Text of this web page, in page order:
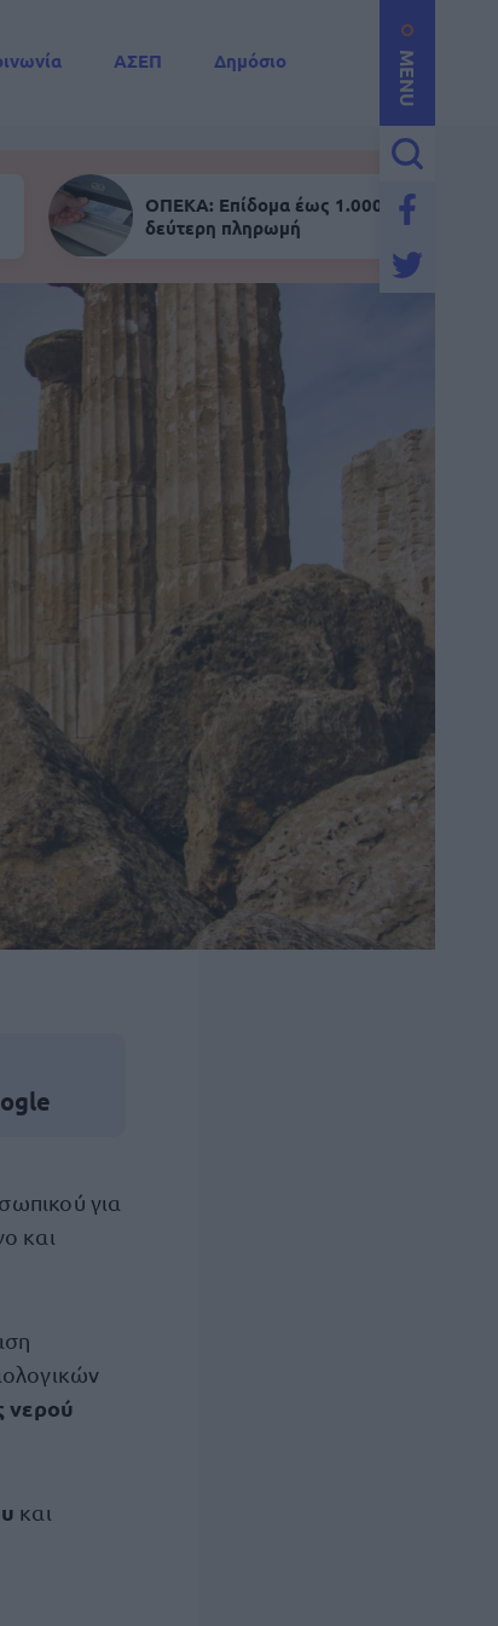
MENU
ΑΣΕΠ
Δημόσιο
ΟΠΕΚΑ: Επίδομα έως 1.000 ευρώ -
δεύτερη πληρωμή
για
και
νερού
και